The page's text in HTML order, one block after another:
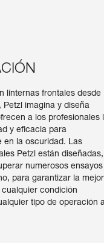
linternas frontales desde
Petzl imagina y diseña
a los profesionales
y eficacia para
en la oscuridad. Las
Petzl están diseñadas,
numerosos ensayos
para garantizar la mejor
condición
tipo de operación